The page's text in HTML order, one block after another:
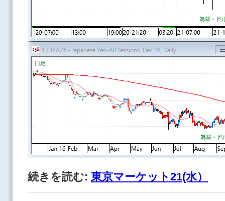
続きを読む: 東京マーケット21(水）